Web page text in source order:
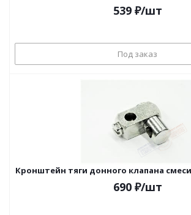
539₽/шт
Под заказ
Кронштейн тяги донного клапана
690₽/шт